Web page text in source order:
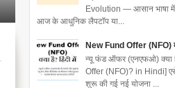
Evolution — आसान भाषा
आज के आधुनिक लैपटॉप या...
New Fund Offer (NFO)
न्यू फंड ऑफर (एनएफओ) क्या
Offer (NFO)? in Hindi]
शुरू की गई नई योजना ...